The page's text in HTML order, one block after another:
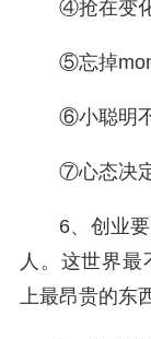
④抢在变
⑤忘掉
⑥小聪明
⑦心态决
6、创业
人。这世界
上最昂贵的东